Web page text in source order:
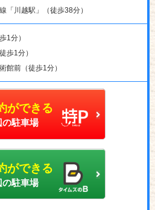
「川越駅」（徒歩38分）
1分）
歩1分）
館前（徒歩1分）
ができる
の駐車場
ができる
の駐車場